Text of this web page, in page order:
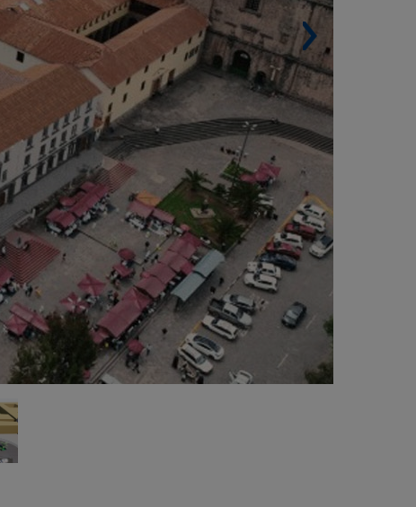
> Áreas deportivas. 3.789 m².
> Áreas verdes. 2.138 m².
> Arquitecto. FD Arquitectos.
Proyecto en ejecución bajo la Certificación
EDGE.
* Fundado por Simón Bolívar el 8 de julio de
1825, está institución educativa está reconocida
por el Congreso del Perú como el Colegio más
antiguo del país. Además, desde 1972 el
inmueble se halla dentro de la Zona Monumental
del Cusco declarada como Monumento Histórico
del Perú, y desde 1983 forma parte del casco
histórico de la ciudad del Cusco declarada por la
UNESCO como Patrimonio Cultural de la
Humanidad.